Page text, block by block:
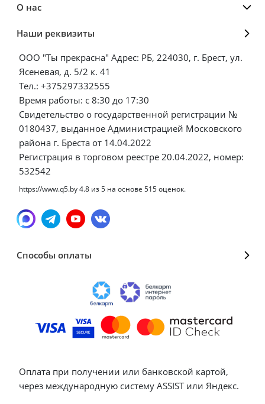
О нас
Наши реквизиты
ООО "Ты прекрасна" Адрес: РБ, 224030, г. Брест, ул.
Ясеневая, д. 5/2 к. 41
Тел.: +375297332555
Время работы: с 8:30 до 17:30
Свидетельство о государственной регистрации №
0180437, выданное Администрацией Московского
района г. Бреста от 14.04.2022
Регистрация в торговом реестре 20.04.2022, номер:
532542
https://www.q5.by4.8 из5 на основе 515оценок.
Способы оплаты
Оплата при получении или банковской картой,
через международную систему ASSIST или Яндекс.